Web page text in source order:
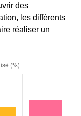
des
les différents
réaliser un